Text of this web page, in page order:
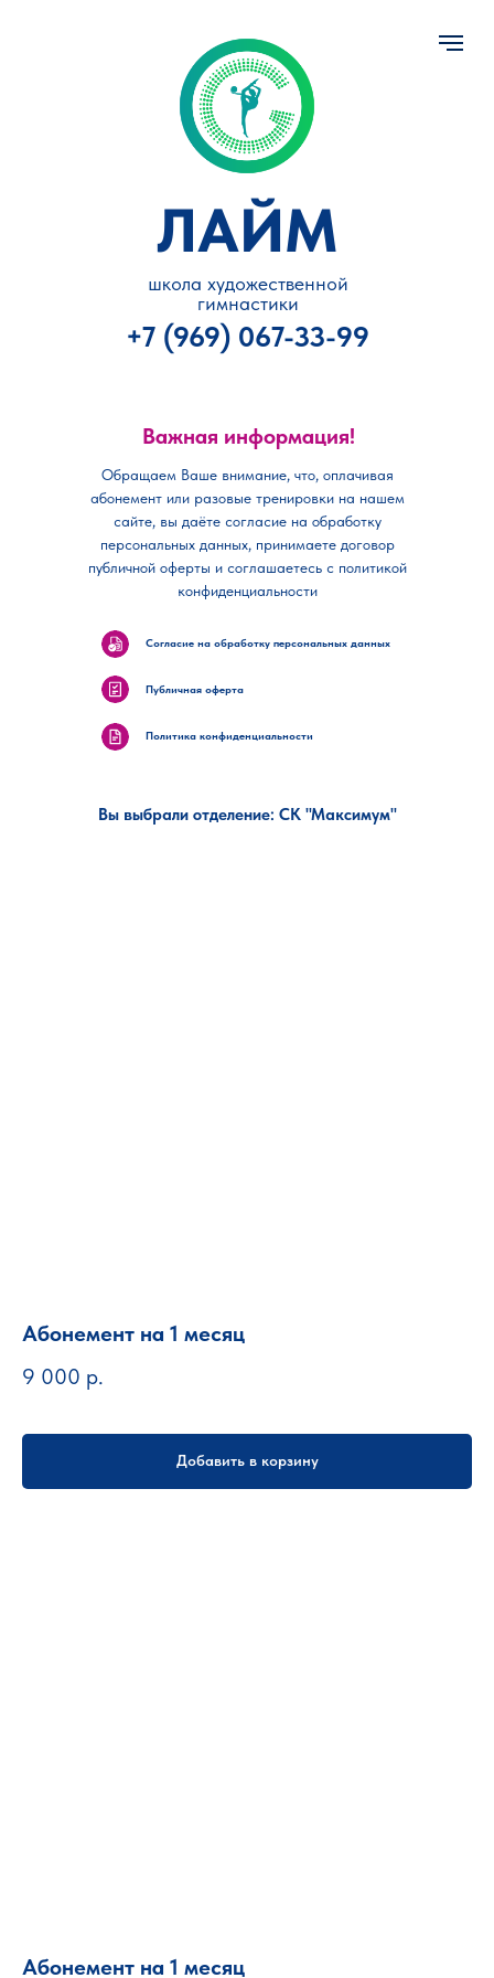
ЛАЙМ
школа художественной
гимнастики
+7 (969) 067-33-99
Важная информация!
Обращаем Ваше внимание, что, оплачивая
абонемент или разовые тренировки на нашем
сайте, вы даёте согласие на обработку
персональных данных, принимаете договор
публичной оферты и соглашаетесь с политикой
конфиденциальности
Публичная оферта
Политика конфиденциальности
Согласие на обработку персональных данных
Вы выбрали отделение: СК "Максимум"
Абонемент на 1 месяц
9 000 р.
Добавить в корзину
Абонемент на 1 месяц